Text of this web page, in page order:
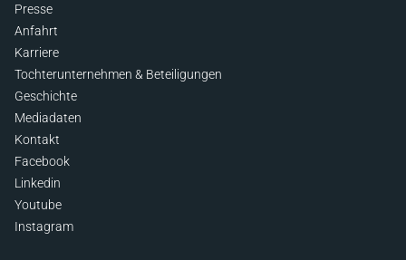
Presse
Anfahrt
Karriere
Tochterunternehmen & Beteiligungen
Geschichte
Mediadaten
Kontakt
Facebook
Linkedin
Youtube
Instagram